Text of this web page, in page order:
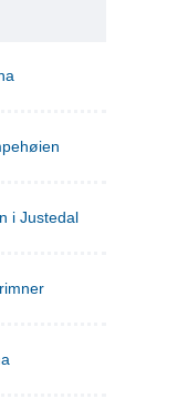
i Justedal